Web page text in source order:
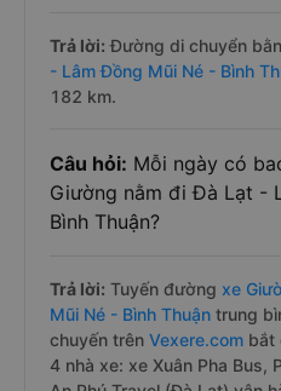
Trả lời: Đường di chuyển
- Lâm Đồng Mũi Né - Bình
182 km.
Câu hỏi: Mỗi ngày có
Giường nằm đi Đà Lạt -
Bình Thuận?
Trả lời: Tuyến đường xe
Mũi Né - Bình Thuận trung
chuyến trên Vexere.com bắt
4 nhà xe: xe Xuân Pha Bus,